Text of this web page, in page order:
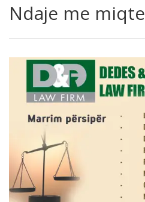
Ndaje me miqte